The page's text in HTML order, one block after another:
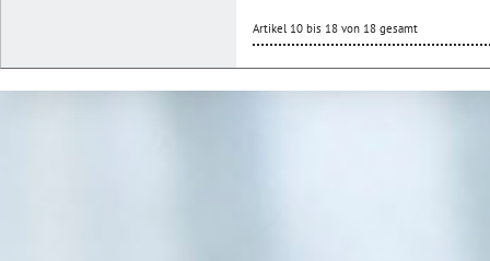
Artikel 10 bis 18 von 18 gesamt